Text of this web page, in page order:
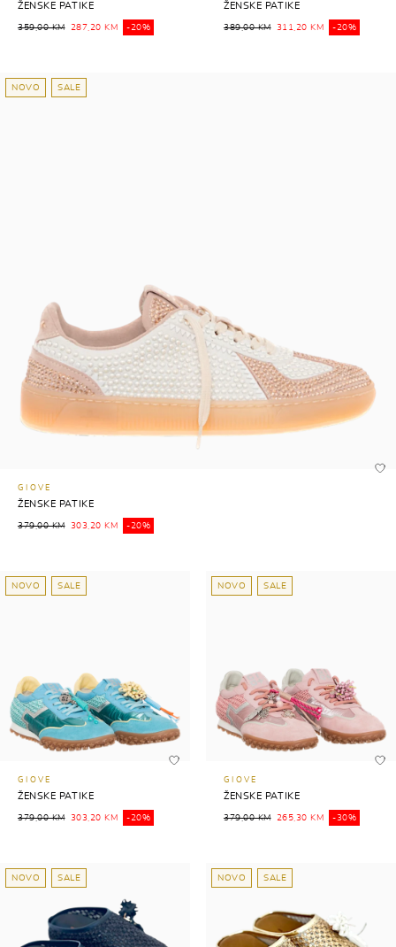
ŽENSKE PATIKE
359,00 KM 287,20 KM -20%
ŽENSKE PATIKE
389,00 KM 311,20 KM -20%
NOVO SALE
GIOVE
ŽENSKE PATIKE
379,00 KM 303,20 KM -20%
NOVO SALE
GIOVE
ŽENSKE PATIKE
379,00 KM 303,20 KM -20%
NOVO SALE
GIOVE
ŽENSKE PATIKE
379,00 KM 265,30 KM -30%
NOVO SALE NOVO SALE